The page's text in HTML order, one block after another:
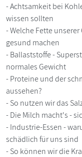
- Achtsamkeit bei
wissen sollten
- Welche Fette
gesund machen
- Ballaststoffe -
normales Gewicht
- Proteine und der
aussehen?
- So nutzen wir das
- Die Milch macht's -
- Industrie-Essen -
schädlich für uns sind
- So können wir die